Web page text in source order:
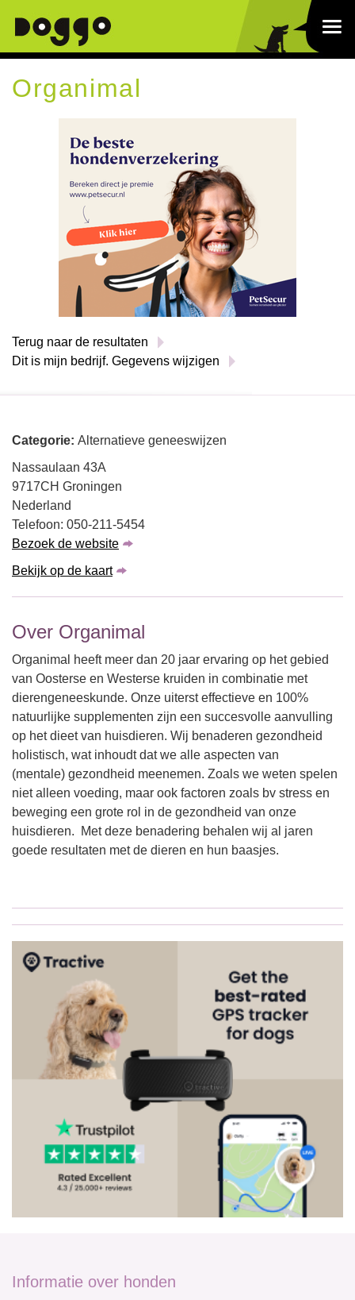
Organimal
Terug naar de resultaten
Dit is mijn bedrijf. Gegevens wijzigen
Categorie: Alternatieve geneeswijzen
Nassaulaan 43A
9717CH Groningen
Nederland
Telefoon: 050-211-5454
Bezoek de website
Bekijk op de kaart
Over Organimal
Organimal heeft meer dan 20 jaar ervaring op het gebied
van Oosterse en Westerse kruiden in combinatie met
dierengeneeskunde. Onze uiterst effectieve en 100%
natuurlijke supplementen zijn een succesvolle aanvulling
op het dieet van huisdieren. Wij benaderen gezondheid
holistisch, wat inhoudt dat we alle aspecten van
(mentale) gezondheid meenemen. Zoals we weten spelen
niet alleen voeding, maar ook factoren zoals bv stress en
beweging een grote rol in de gezondheid van onze
huisdieren. Met deze benadering behalen wij al jaren
goede resultaten met de dieren en hun baasjes.
Informatie over honden